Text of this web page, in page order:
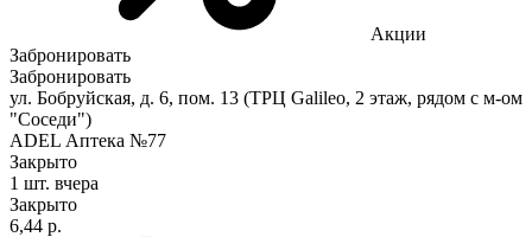
Акции
Забронировать
Забронировать
ул. Бобруйская, д. 6, пом. 13 (ТРЦ Galileo, 2 этаж, рядом с м-ом
"Соседи")
ADEL Аптека №77
Закрыто
1 шт. вчера
Закрыто
6,44 р.